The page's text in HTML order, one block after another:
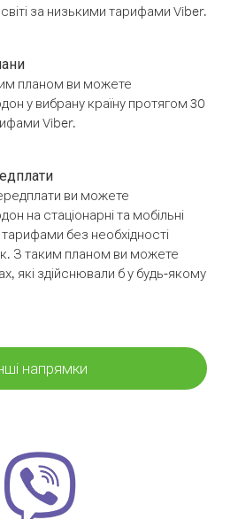
за низькими тарифами Viber.
планом ви можете
у вибрану країну протягом 30
Viber.
ви можете
на стаціонарні та мобільні
без необхідності
З таким планом ви можете
які здійснювали б у будь-якому
напрямки